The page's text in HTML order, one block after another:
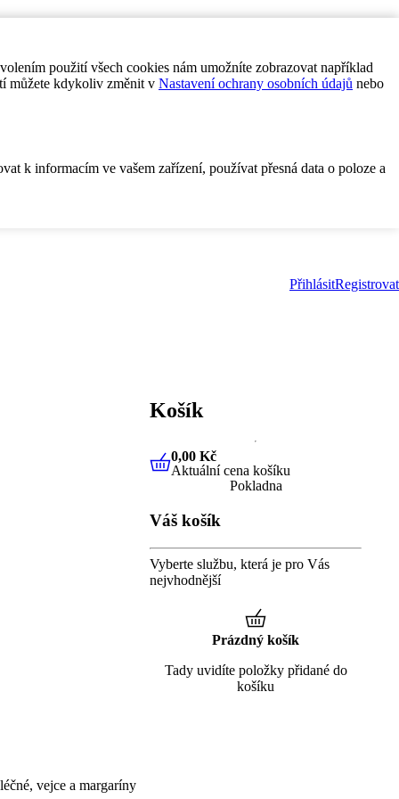
použití všech cookies nám umožníte zobrazovat například
můžete kdykoliv změnit v Nastavení ochrany osobních údajů nebo
k informacím ve vašem zařízení, používat přesná data o poloze a
PřihlásitRegistrovat
vejce a margaríny
Košík
0,00 KčAktuální cena košíku
0,00 Kč
Aktuální cena košíku
Pokladna
Váš košík
Vyberte službu, která je pro Vás
nejvhodnější
Prázdný košík
Tady uvidíte položky přidané do
košíku